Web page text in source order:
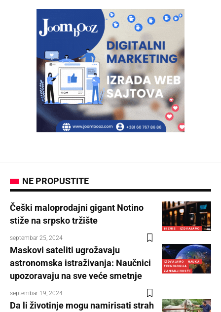
NE PROPUSTITE
BIZNIS IZDVAJAMO
Češki maloprodajni gigant Notino
stiže na srpsko tržište
septembar 25, 2024
IZDVAJAMO
NAUKA
TEHNOLOGIJA
ZANIMLJIVOSTI
Maskovi sateliti ugrožavaju
astronomska istraživanja: Naučnici
upozoravaju na sve veće smetnje
septembar 19, 2024
Da li životinje mogu namirisati strah